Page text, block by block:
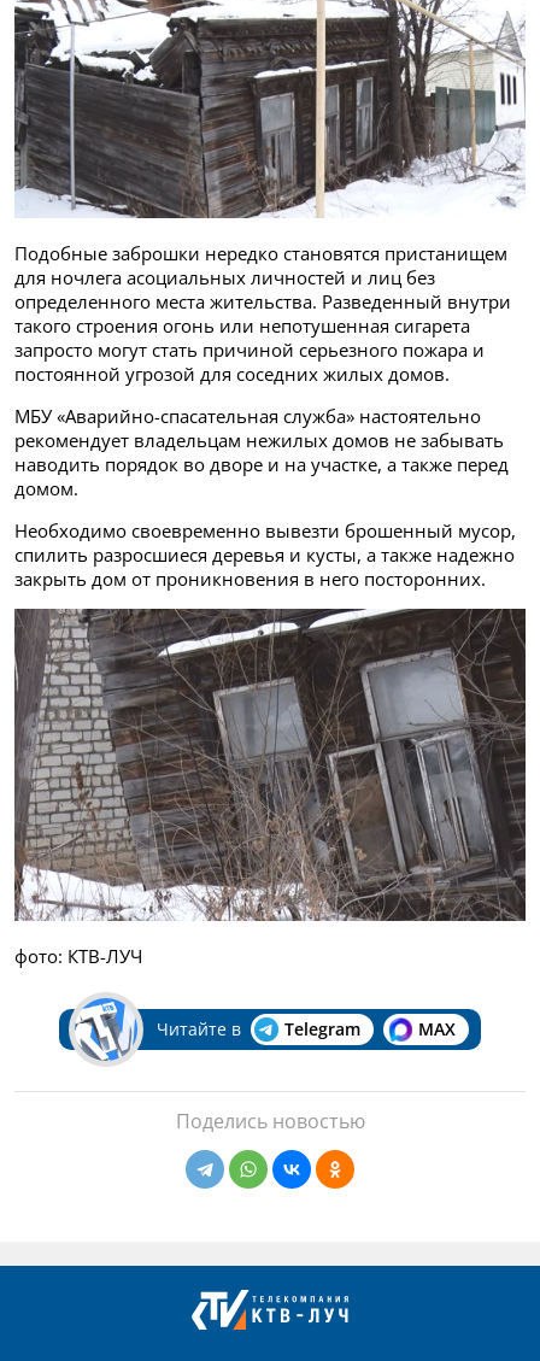
Подобные заброшки нередко становятся пристанищем
для ночлега асоциальных личностей и лиц без
определенного места жительства. Разведенный внутри
такого строения огонь или непотушенная сигарета
запросто могут стать причиной серьезного пожара и
постоянной угрозой для соседних жилых домов.
МБУ «Аварийно-спасательная служба» настоятельно
рекомендует владельцам нежилых домов не забывать
наводить порядок во дворе и на участке, а также перед
домом.
Необходимо своевременно вывезти брошенный мусор,
спилить разросшиеся деревья и кусты, а также надежно
закрыть дом от проникновения в него посторонних.
фото: КТВ-ЛУЧ
Читайте в Telegram MAX
Поделись новостью